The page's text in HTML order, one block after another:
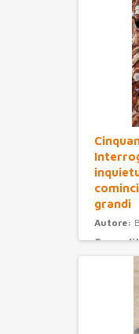
grandi
Autore:
Casa